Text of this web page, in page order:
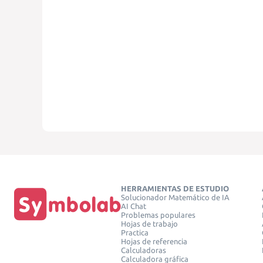
HERRAMIENTAS DE ESTUDIO
Solucionador Matemático de IA
AI Chat
Problemas populares
Hojas de trabajo
Practica
Hojas de referencia
Calculadoras
Calculadora gráfica